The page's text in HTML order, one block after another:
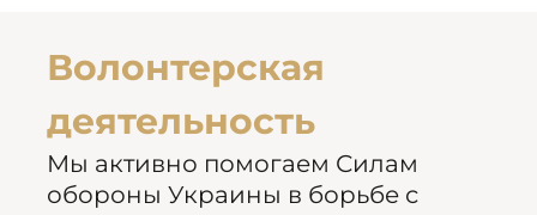
Волонтерская
деятельность
Мы активно помогаем Силам
обороны Украины в борьбе с